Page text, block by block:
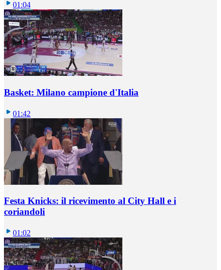
01:04
Basket: Milano campione d'Italia
01:42
Festa Knicks: il ricevimento al City Hall e i
coriandoli
01:02